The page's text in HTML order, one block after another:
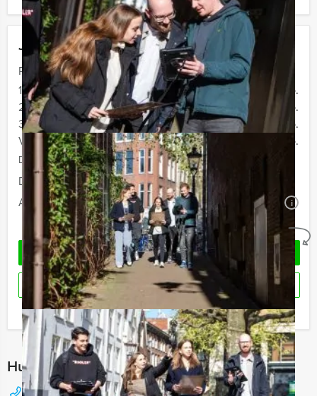
Jouw uitje
Prijs :
12 - 19 personen
€ 72,50 p.p.
20 - 29 personen
€ 69,50 p.p.
30 - 39 personen
€ 66,50 p.p.
Vanaf 40 personen
€ 64,50 p.p.
De prijzen zijn exclusief BTW
Duur:
4 uur en 30 minuten
Aantal:
Minimaal 12 personen i
Geheel vrijblijvend
OFFERTE AANVRAGEN
RESERVEREN
Ik heb een vraag over dit uitje
Hulp nodig bij het kiezen?
088 428 81 17